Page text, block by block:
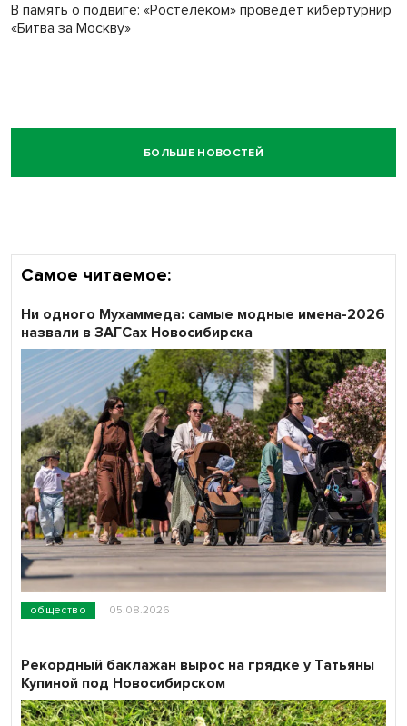
В память о подвиге: «Ростелеком» проведет кибертурнир
«Битва за Москву»
БОЛЬШЕ НОВОСТЕЙ
Самое читаемое:
общество 05.08.2026
Ни одного Мухаммеда: самые модные имена-2026
назвали в ЗАГСах Новосибирска
Рекордный баклажан вырос на грядке у Татьяны
Купиной под Новосибирском